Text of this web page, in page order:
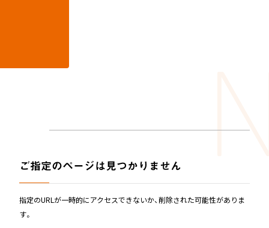
ホーム
新製品情報 お知らせ ニュースリリース
NONAKAのなか、探検隊！
NONAKAのなか、探検隊！
会社情報
Not found
ご指定のページは見つかりません
指定のURLが一時的にアクセスできないか、削除された可能性がありま
す。